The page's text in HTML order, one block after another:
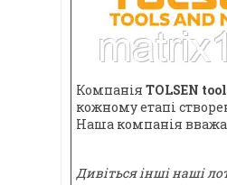
Компанія TOLSEN
кожному етапі
Наша компанія
Дивіться інші наші